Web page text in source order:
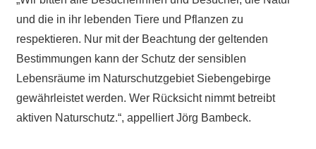
und die in ihr lebenden Tiere und Pflanzen zu
respektieren. Nur mit der Beachtung der geltenden
Bestimmungen kann der Schutz der sensiblen
Lebensräume im Naturschutzgebiet Siebengebirge
gewährleistet werden. Wer Rücksicht nimmt betreibt
aktiven Naturschutz.“, appelliert Jörg Bambeck.